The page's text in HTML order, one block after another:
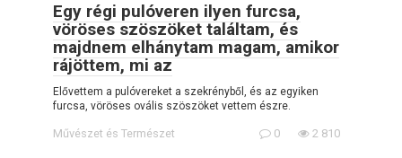
Egy régi pulóveren ilyen furcsa,
vöröses szöszöket találtam, és
majdnem elhánytam magam, amikor
rájöttem, mi az
Elővettem a pulóvereket a szekrényből, és az egyiken
furcsa, vöröses ovális szöszöket vettem észre.
Művészet és Természet 0 2 810